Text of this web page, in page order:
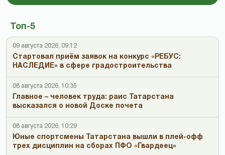
Топ-5
09 августа 2026, 09:12
Стартовал приём заявок на конкурс «РЕБУС:
НАСЛЕДИЕ» в сфере градостроительства
08 августа 2026, 10:35
Главное – человек труда: раис Татарстана
высказался о новой Доске почета
08 августа 2026, 10:29
Юные спортсмены Татарстана вышли в плей-офф
трех дисциплин на сборах ПФО «Гвардеец»